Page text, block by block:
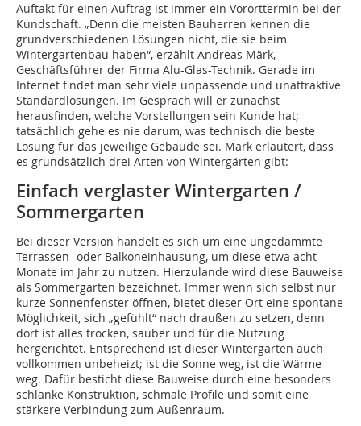
Auftakt für einen Auftrag ist immer ein Vororttermin bei der
Kundschaft. „Denn die meisten Bauherren kennen die
grundverschiedenen Lösungen nicht, die sie beim
Wintergartenbau haben“, erzählt Andreas Märk,
Geschäftsführer der Firma Alu-Glas-Technik. Gerade im
Internet findet man sehr viele unpassende und unattraktive
Standardlösungen. Im Gespräch will er zunächst
herausfinden, welche Vorstellungen sein Kunde hat;
tatsächlich gehe es nie darum, was technisch die beste
Lösung für das jeweilige Gebäude sei. Märk erläutert, dass
es grundsätzlich drei Arten von Wintergärten gibt:
Einfach verglaster Wintergarten /
Sommergarten
Bei dieser Version handelt es sich um eine ungedämmte
Terrassen- oder Balkoneinhausung, um diese etwa acht
Monate im Jahr zu nutzen. Hierzulande wird diese Bauweise
als Sommergarten bezeichnet. Immer wenn sich selbst nur
kurze Sonnenfenster öffnen, bietet dieser Ort eine spontane
Möglichkeit, sich „gefühlt“ nach draußen zu setzen, denn
dort ist alles trocken, sauber und für die Nutzung
hergerichtet. Entsprechend ist dieser Wintergarten auch
vollkommen unbeheizt; ist die Sonne weg, ist die Wärme
weg. Dafür besticht diese Bauweise durch eine besonders
schlanke Konstruktion, schmale Profile und somit eine
stärkere Verbindung zum Außenraum.